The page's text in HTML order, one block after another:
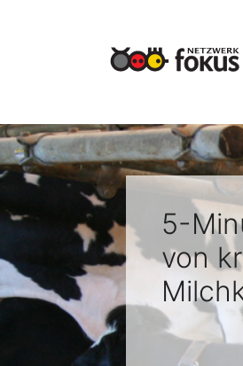
5-
von